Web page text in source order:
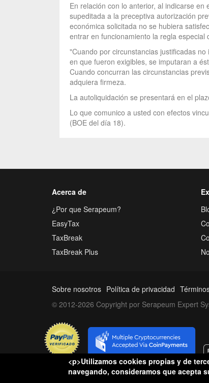
En relación con lo anterior, al indicarse
supeditada a la preceptiva autorización
económica solicitada no se hubiera
entrar en funcionamiento la regla
"Cuando por circunstancias justificadas
en que fueron exigibles, se imputaran a
Cuando concurran las circunstancias
adquiera firmeza.
La autoliquidación se presentará en el
Lo que comunico a usted con efectos
(BOE del día 18).
Acerca de
¿Por que Serapeum?
EasyTax
TaxBreak
TaxBreak Plus
Sobre nosotros Política de privacidad
© 2012-2026 Copyright por Serapeum Expert
Conflictos hacienda
<p>Utilizamos cookies propias y de
navegando, consideramos que acepta